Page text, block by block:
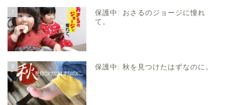
7
保護中: おさるのジョージに憧れ
て。
8 保護中: 秋を見つけたはずなのに。